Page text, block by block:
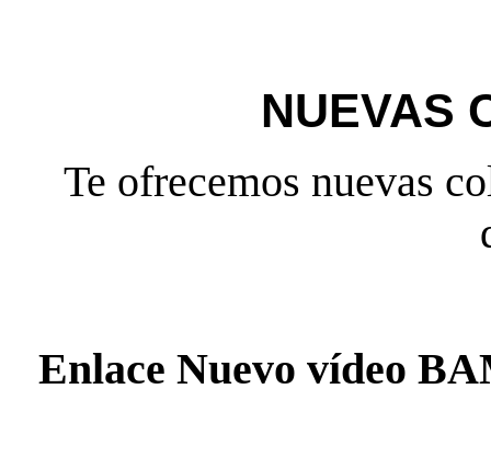
NUEVAS
Te ofrecemos nuevas
Enlace Nuevo vídeo